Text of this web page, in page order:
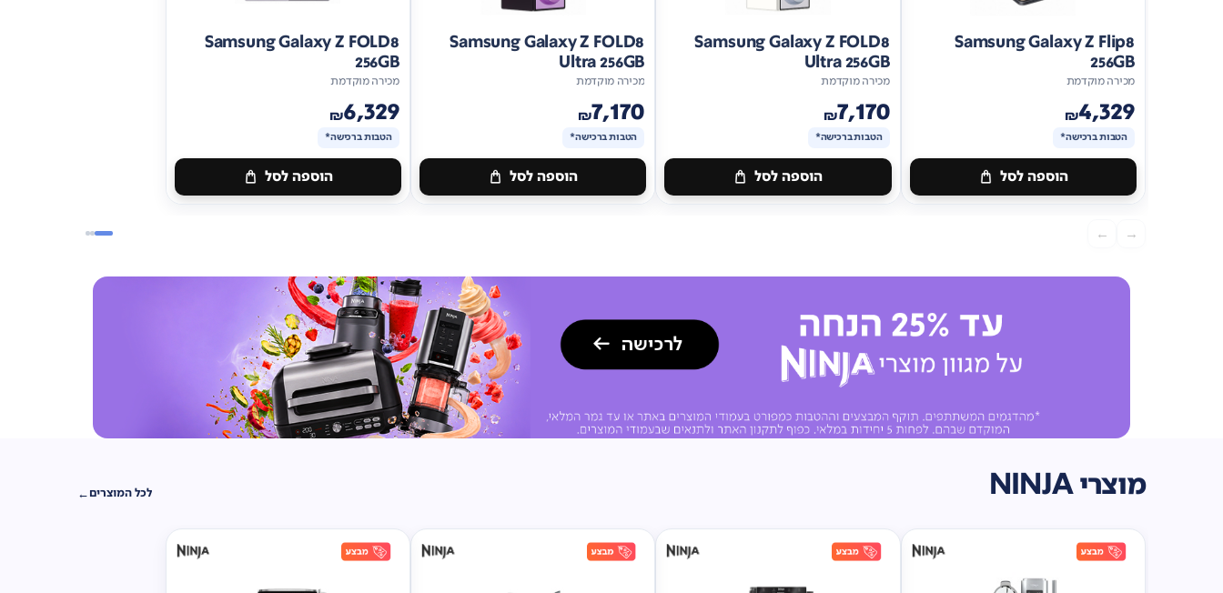
Samsung Galaxy Z Flip8
256GB
מכירה מוקדמת
₪4,329
הטבות ברכישה*
הוספה לסל
ברכישה*
Samsung Galaxy Z FOLD8
Ultra 256GB
מכירה מוקדמת
₪7,170
הטבות ברכישה*
הוספה לסל
Samsung Galaxy Z FOLD8
Ultra 256GB
מכירה מוקדמת
₪7,170
הטבות ברכישה*
הוספה לסל
Samsung Galaxy Z FOLD8
256GB
מכירה מוקדמת
₪6,329
הטבות ברכישה*
הוספה לסל
→
←
מוצרי NINJA לכל המוצרים